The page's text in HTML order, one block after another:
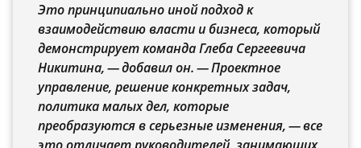
Это принципиально иной подход к
взаимодействию власти и бизнеса, который
демонстрирует команда Глеба Сергеевича
Никитина, — добавил он. — Проектное
управление, решение конкретных задач,
политика малых дел, которые
преобразуются в серьезные изменения, — все